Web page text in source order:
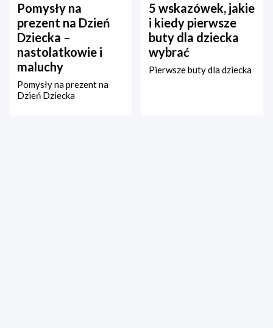
Pomysły na
prezent na Dzień
Dziecka –
nastolatkowie i
maluchy
Pomysły na prezent na
Dzień Dziecka
5 wskazówek, jakie
i kiedy pierwsze
buty dla dziecka
wybrać
Pierwsze buty dla dziecka